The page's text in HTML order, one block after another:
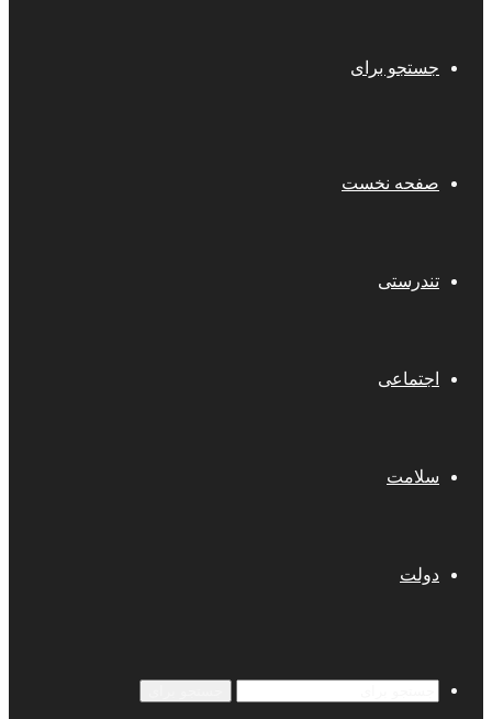
جستجو برای
صفحه نخست
تندرستی
اجتماعی
سلامت
دولت